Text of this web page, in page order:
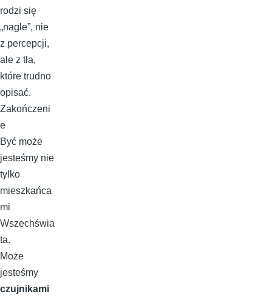
rodzi się
„nagle”, nie
z percepcji,
ale z tła,
które trudno
opisać.
Zakończeni
e
Być może
jesteśmy nie
tylko
mieszkańca
mi
Wszechświa
ta.
Może
jesteśmy
czujnikami